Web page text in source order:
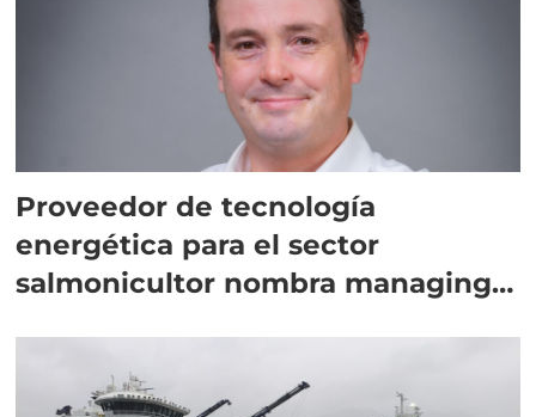
Proveedor de tecnología
energética para el sector
salmonicultor nombra managing